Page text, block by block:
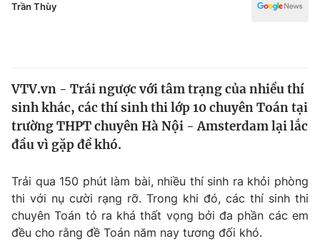
Pháp luật
Thế giới
Tin tức
Thế giới đó đây
Câu chuyện quốc tế
Kinh tế
Thị trường
Góc doanh nghiệp
Dữ liệu và đời sống
Truyền hình
Công nghệ
Trần Thùy
VTV.vn - Trái ngược với tâm trạng của nhiều thí
sinh khác, các thí sinh thi lớp 10 chuyên Toán tại
trường THPT chuyên Hà Nội - Amsterdam lại lắc
đầu vì gặp đề khó.
Trải qua 150 phút làm bài, nhiều thí sinh ra khỏi phòng
thi với nụ cười rạng rỡ. Trong khi đó, các thí sinh thi
chuyên Toán tỏ ra khá thất vọng bởi đa phần các em
đều cho rằng đề Toán năm nay tương đối khó.